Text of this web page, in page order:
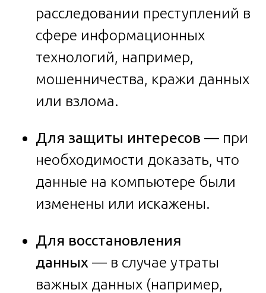
расследовании преступлений в
сфере информационных
технологий, например,
мошенничества, кражи данных
или взлома.
Для защиты интересов — при
необходимости доказать, что
данные на компьютере были
изменены или искажены.
Для восстановления
данных — в случае утраты
важных данных (например,